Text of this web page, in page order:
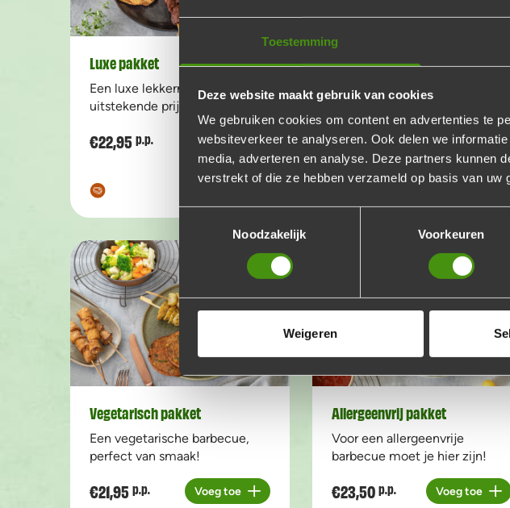
Toestemming
Deze website maakt gebruik van cookies
We gebruiken cookies om content en advertenties te
websiteverkeer te analyseren. Ook delen we
media, adverteren en analyse. Deze partners kunnen
verstrekt of die ze hebben verzameld op basis van uw
Toestemmingsselectie
Noodzakelijk
Voorkeuren
Weigeren
Luxe pakket
Een luxe lekkernij voor een
uitstekende prijs!
€22,95 p.p. Voeg toe
Bekijk product
Vlees & vis pakket
Een combinatie van 's werelds
€23,95 p.p. Voeg toe
Vegetarisch pakket
Een vegetarische barbecue,
perfect van smaak!
€21,95 p.p.
Aantal
Voeg toe
Allergeenvrij pakket
Voor een allergeenvrije
barbecue moet je hier zijn!
€23,50 p.p.
Aantal
Voeg toe